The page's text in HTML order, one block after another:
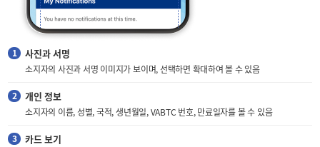
사진과 서명
소지자의 사진과 서명 이미지가 보이며, 선택하면 확대하여 볼 수 있음
개인 정보
소지자의 이름, 성별, 국적, 생년월일, VABTC 번호, 만료일자를 볼 수 있음
카드 보기